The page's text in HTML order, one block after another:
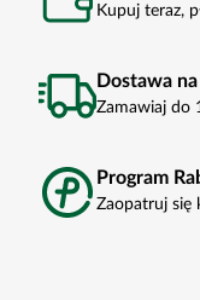
Kupuj teraz,
Dostawa
Zamawiaj do
Program
Zaopatruj się